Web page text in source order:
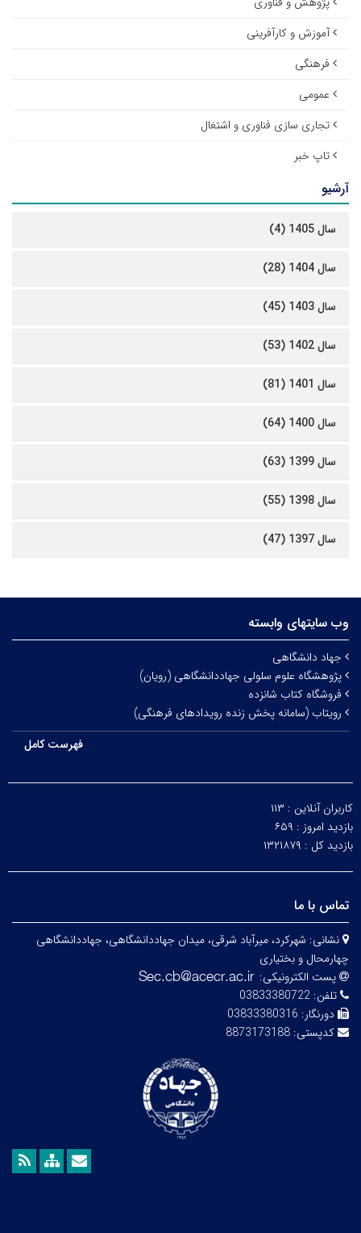
آموزش و کارآفرینی
فرهنگی
عمومی
تجاری سازی فناوری و اشتغال
تاپ خبر
آرشیو
سال 1405 (4)
سال 1404 (28)
سال 1403 (45)
سال 1402 (53)
سال 1401 (81)
سال 1400 (64)
سال 1399 (63)
سال 1398 (55)
سال 1397 (47)
وب سایتهای وابسته
جهاد دانشگاهی
پژوهشگاه علوم سلولی جهاددانشگاهی (رویان)
فروشگاه کتاب شانزده
رویتاب (سامانه پخش زنده رویدادهای فرهنگی)
فهرست کامل
کاربران آنلاین : ۱۱۳
بازدید امروز : ۶۵۹
بازدید کل : ۱۳۲۱۸۷۹
تماس با ما
نشانی: شهرکرد، میرآباد شرقی، میدان جهاددانشگاهی، جهاددانشگاهی
چهارمحال و بختیاری
پست الکترونیکی:
تلفن: 03833380722
دورنگار: 03833380316
کدپستی: 8873173188